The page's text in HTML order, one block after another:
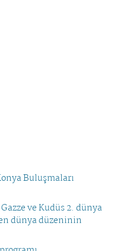
Buluşmaları
ve Kudüs 2. dünya
dünya düzeninin